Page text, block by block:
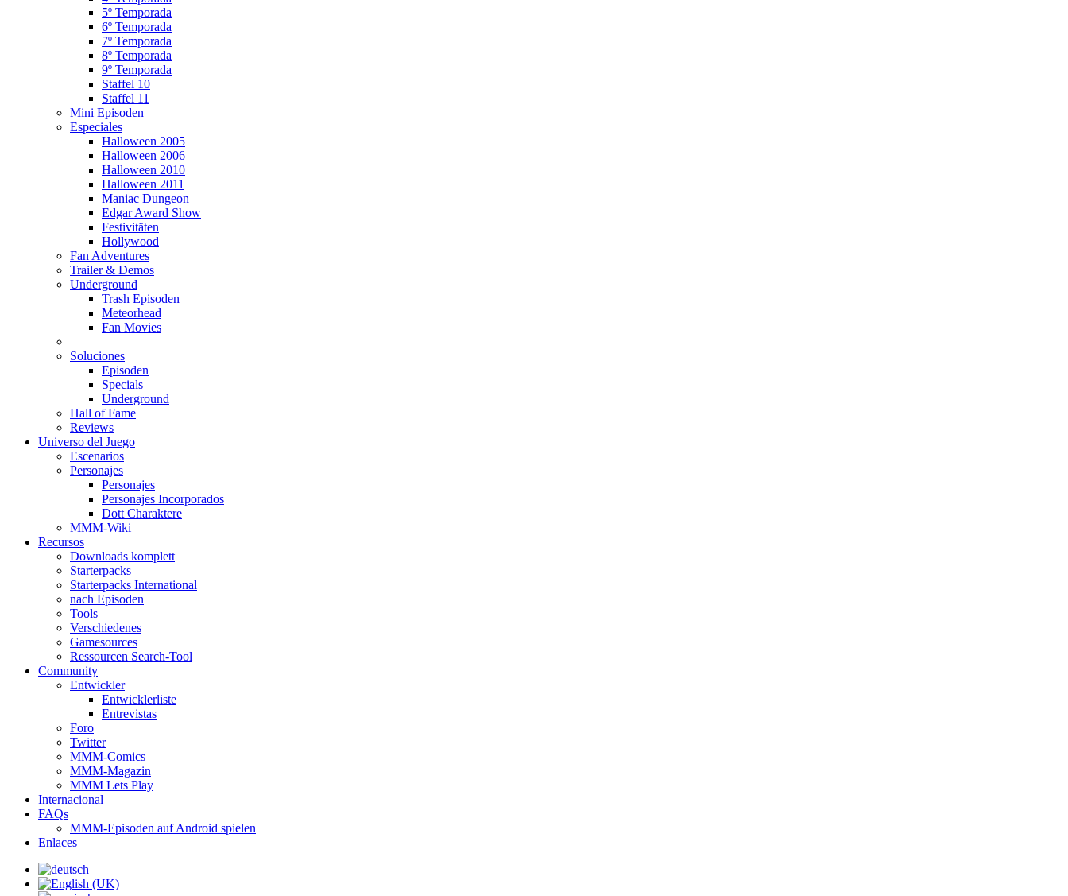
5º Temporada
6º Temporada
7º Temporada
8º Temporada
9º Temporada
Staffel 10
Staffel 11
Mini Episoden
Especiales
Halloween 2005
Halloween 2006
Halloween 2010
Halloween 2011
Maniac Dungeon
Edgar Award Show
Festivitäten
Hollywood
Fan Adventures
Trailer & Demos
Underground
Trash Episoden
Meteorhead
Fan Movies
Soluciones
Episoden
Specials
Underground
Hall of Fame
Reviews
Universo del Juego
Escenarios
Personajes
Personajes
Personajes Incorporados
Dott Charaktere
MMM-Wiki
Recursos
Downloads komplett
Starterpacks
Starterpacks International
nach Episoden
Tools
Verschiedenes
Gamesources
Ressourcen Search-Tool
Community
Entwickler
Entwicklerliste
Entrevistas
Foro
Twitter
MMM-Comics
MMM-Magazin
MMM Lets Play
Internacional
FAQs
MMM-Episoden auf Android spielen
Enlaces